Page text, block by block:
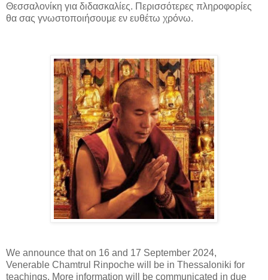
Θεσσαλονίκη για διδασκαλίες. Περισσότερες πληροφορίες
θα σας γνωστοποιήσουμε εν ευθέτω χρόνω.
We announce that on 16 and 17 September 2024,
Venerable Chamtrul Rinpoche will be in Thessaloniki for
teachings. More information will be communicated in due